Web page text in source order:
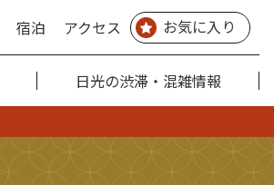
宿泊 アクセス お気に入り
日光の渋滞・混雑情報